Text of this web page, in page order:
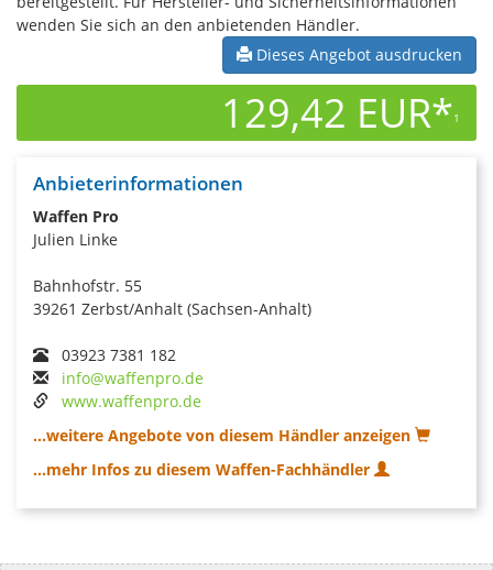
wenden Sie sich an den anbietenden Händler.
Dieses Angebot ausdrucken
129,42 EUR*1
Anbieterinformationen
Waffen Pro
Julien Linke
Bahnhofstr. 55
39261 Zerbst/Anhalt (Sachsen-Anhalt)
03923 7381 182
info@waffenpro.de
www.waffenpro.de
...weitere Angebote von diesem Händler anzeigen
...mehr Infos zu diesem Waffen-Fachhändler